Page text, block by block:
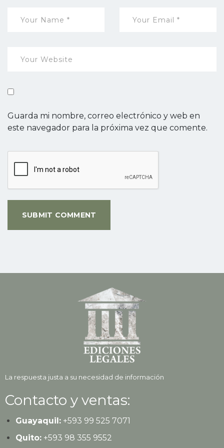
Guarda mi nombre, correo electrónico y web en
este navegador para la próxima vez que comente.
La respuesta justa a su necesidad de información
Contacto y ventas:
Guayaquil:+593 99 525 7071
Quito:+593 98 355 9552